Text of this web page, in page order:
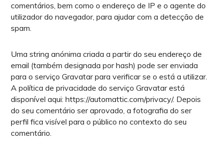
comentários, bem como o endereço de IP e o agente do
utilizador do navegador, para ajudar com a detecção de
spam.
Uma string anónima criada a partir do seu endereço de
email (também designada por hash) pode ser enviada
para o serviço Gravatar para verificar se o está a utilizar.
A política de privacidade do serviço Gravatar está
disponível aqui: https://automattic.com/privacy/. Depois
do seu comentário ser aprovado, a fotografia do ser
perfil fica visível para o público no contexto do seu
comentário.